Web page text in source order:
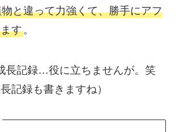
と違って力強くて、勝手にアフ
す。
長記録…役に立ちませんが。笑
記録も書きますね）